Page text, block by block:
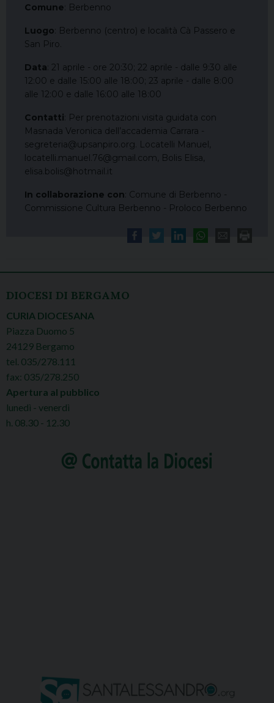
Comune: Berbenno
Luogo: Berbenno (centro) e località Cà Passero e
San Piro.
Data: 21 aprile - ore 20:30; 22 aprile - dalle 9:30 alle
12:00 e dalle 15:00 alle 18:00; 23 aprile - dalle 8:00
alle 12:00 e dalle 16:00 alle 18:00
Contatti: Per prenotazioni visita guidata con
Masnada Veronica dell’accademia Carrara -
segreteria@upsanpiro.org. Locatelli Manuel,
locatelli.manuel.76@gmail.com, Bolis Elisa,
elisa.bolis@hotmail.it
In collaborazione con: Comune di Berbenno -
Commissione Cultura Berbenno - Proloco Berbenno
DIOCESI DI BERGAMO
CURIA DIOCESANA
Piazza Duomo 5
24129 Bergamo
tel. 035/278.111
fax: 035/278.250
Apertura al pubblico
lunedì - venerdì
h. 08.30 - 12.30